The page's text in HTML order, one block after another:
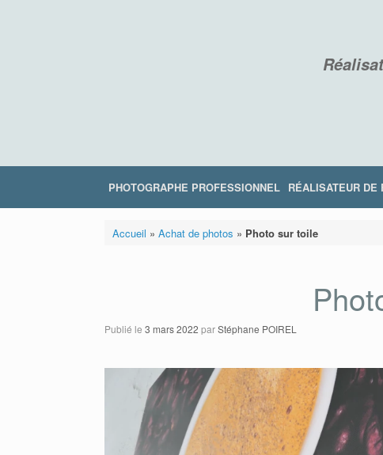
PHOTOGRAPHE PROFESSIONNEL RÉALISATEUR DE
Accueil » Achat de photos » Photo sur toile
Publié le 3 mars 2022 parStéphane POIREL